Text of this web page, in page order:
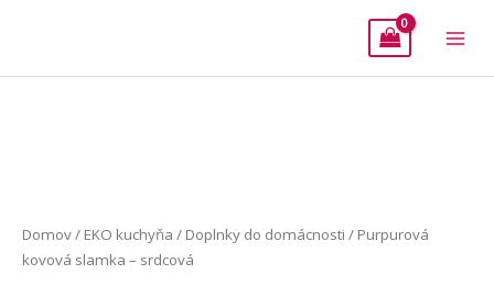
Domov/ EKO kuchyňa / Doplnky do domácnosti / Purpurová
kovová slamka – srdcová